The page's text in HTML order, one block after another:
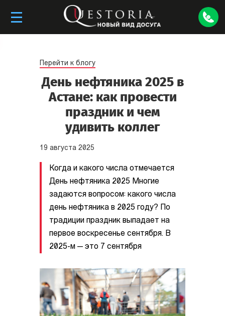
Перейти к блогу
День нефтяника 2025 в
Астане: как провести
праздник и чем
удивить коллег
19 августа 2025
Когда и какого числа отмечается
День нефтяника 2025 Многие
задаются вопросом: какого числа
день нефтяника в 2025 году? По
традиции праздник выпадает на
первое воскресенье сентября. В
2025-м — это 7 сентября